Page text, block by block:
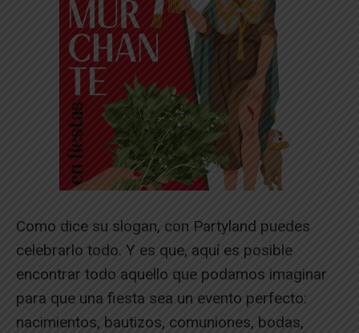
Como dice su slogan, con Partyland puedes
celebrarlo todo. Y es que, aquí es posible
encontrar todo aquello que podamos imaginar
para que una fiesta sea un evento perfecto:
nacimientos, bautizos, comuniones, bodas,